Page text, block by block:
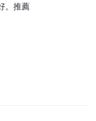
。推薦